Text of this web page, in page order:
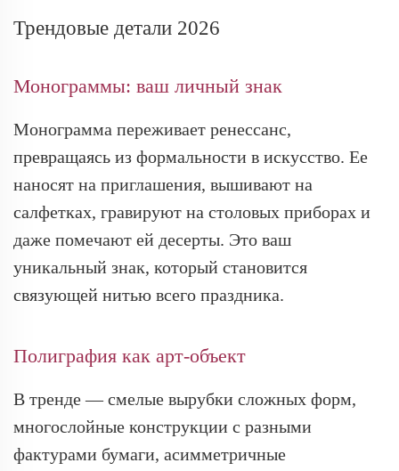
Трендовые детали 2026
Монограммы: ваш личный знак
Монограмма переживает ренессанс,
превращаясь из формальности в искусство. Ее
наносят на приглашения, вышивают на
салфетках, гравируют на столовых приборах и
даже помечают ей десерты. Это ваш
уникальный знак, который становится
связующей нитью всего праздника.
Полиграфия как арт-объект
В тренде — смелые вырубки сложных форм,
многослойные конструкции с разными
фактурами бумаги, асимметричные